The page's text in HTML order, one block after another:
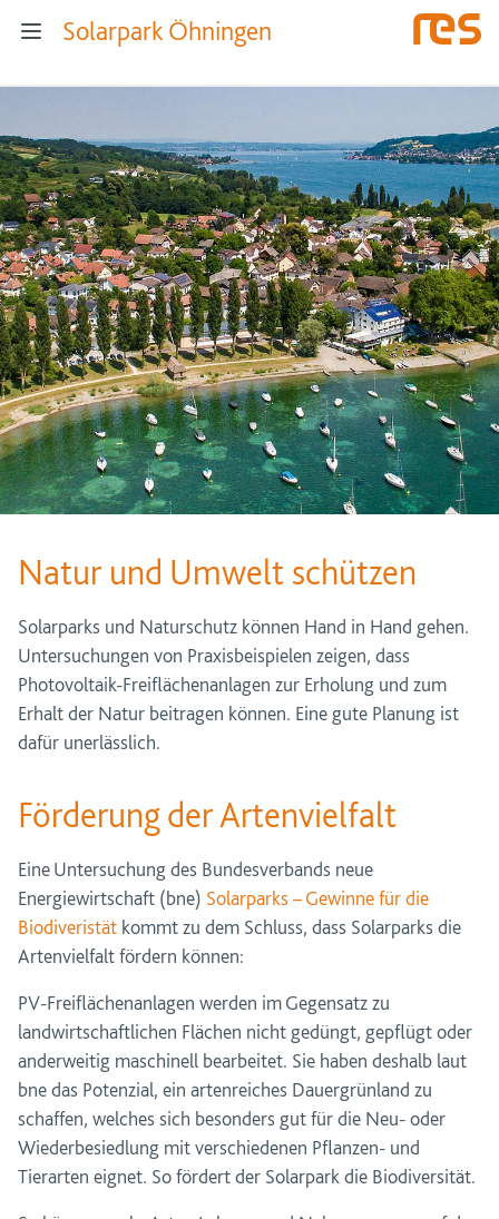
Solarpark Öhningen
Natur und Umwelt schützen
Solarparks und Naturschutz können Hand in Hand gehen.
Untersuchungen von Praxisbeispielen zeigen, dass
Photovoltaik-Freiflächenanlagen zur Erholung und zum
Erhalt der Natur beitragen können. Eine gute Planung ist
dafür unerlässlich.
Förderung der Artenvielfalt
Eine Untersuchung des Bundesverbands neue
Energiewirtschaft (bne) Solarparks – Gewinne für die
Biodiveristät kommt zu dem Schluss, dass Solarparks die
Artenvielfalt fördern können:
PV-Freiflächenanlagen werden im Gegensatz zu
landwirtschaftlichen Flächen nicht gedüngt, gepflügt oder
anderweitig maschinell bearbeitet. Sie haben deshalb laut
bne das Potenzial, ein artenreiches Dauergrünland zu
schaffen, welches sich besonders gut für die Neu- oder
Wiederbesiedlung mit verschiedenen Pflanzen- und
Tierarten eignet. So fördert der Solarpark die Biodiversität.